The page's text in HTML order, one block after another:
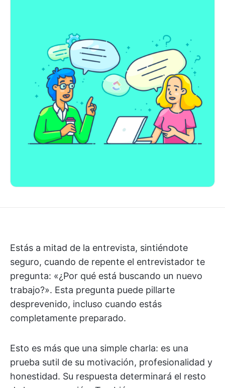
Estás a mitad de la entrevista, sintiéndote
seguro, cuando de repente el entrevistador te
pregunta: «¿Por qué está buscando un nuevo
trabajo?». Esta pregunta puede pillarte
desprevenido, incluso cuando estás
completamente preparado.
Esto es más que una simple charla: es una
prueba sutil de su motivación, profesionalidad y
honestidad. Su respuesta determinará el resto